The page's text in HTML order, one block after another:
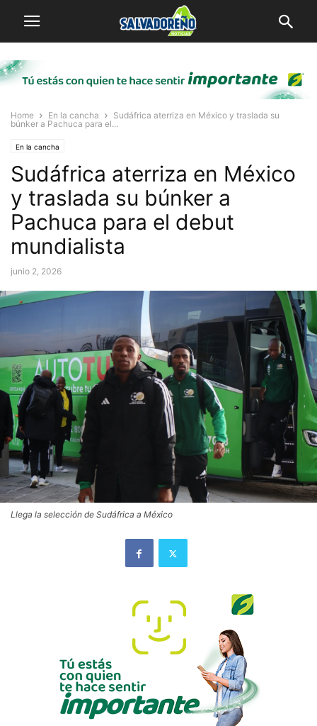
Home En la cancha
Sudáfrica aterriza en México y traslada su
búnker a Pachuca para el...
En la cancha
Sudáfrica aterriza en México
y traslada su búnker a
Pachuca para el debut
mundialista
junio 2, 2026
Llega la selección de Sudáfrica a México